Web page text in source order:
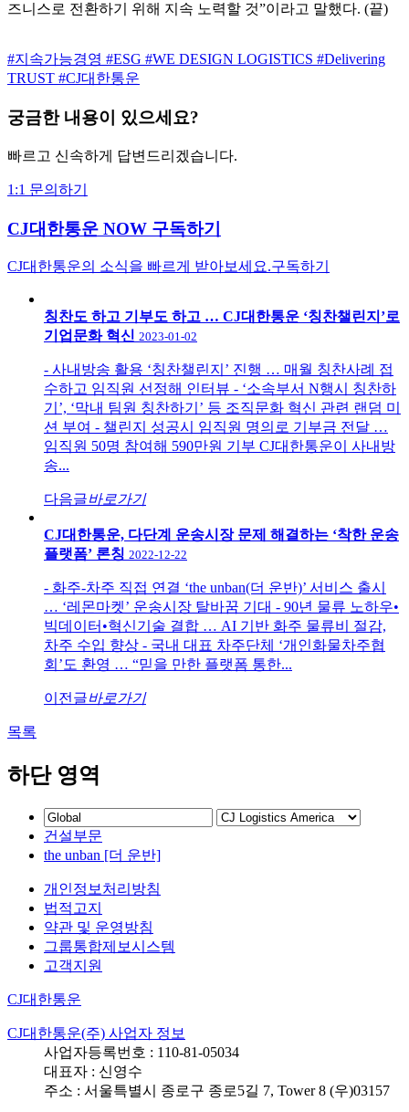
즈니스로 전환하기 위해 지속 노력할 것”이라고 말했다. (끝)
#지속가능경영 #ESG #WE DESIGN LOGISTICS #Delivering
TRUST #CJ대한통운
궁금한 내용이 있으세요?
빠르고 신속하게 답변드리겠습니다.
1:1 문의하기
CJ대한통운 NOW 구독하기
CJ대한통운의 소식을 빠르게 받아보세요.구독하기
칭찬도 하고 기부도 하고 … CJ대한통운 ‘칭찬챌린지’로
기업문화 혁신 2023-01-02
- 사내방송 활용 ‘칭찬챌린지’ 진행 … 매월 칭찬사례 접
수하고 임직원 선정해 인터뷰 - ‘소속부서 N행시 칭찬하
기’, ‘막내 팀원 칭찬하기’ 등 조직문화 혁신 관련 랜덤 미
션 부여 - 챌린지 성공시 임직원 명의로 기부금 전달 …
임직원 50명 참여해 590만원 기부 CJ대한통운이 사내방
송...
다음글바로가기
CJ대한통운, 다단계 운송시장 문제 해결하는 ‘착한 운송
플랫폼’ 론칭 2022-12-22
- 화주-차주 직접 연결 ‘the unban(더 운반)’ 서비스 출시
… ‘레몬마켓’ 운송시장 탈바꿈 기대 - 90년 물류 노하우•
빅데이터•혁신기술 결합 … AI 기반 화주 물류비 절감,
차주 수입 향상 - 국내 대표 차주단체 ‘개인화물차주협
회’도 환영 … “믿을 만한 플랫폼 통한...
이전글바로가기
목록
하단 영역
건설부문
the unban [더 운반]
개인정보처리방침
법적고지
약관 및 운영방침
그룹통합제보시스템
고객지원
CJ대한통운
CJ대한통운(주) 사업자 정보
사업자등록번호 : 110-81-05034
대표자 : 신영수
주소 : 서울특별시 종로구 종로5길 7, Tower 8 (우)03157